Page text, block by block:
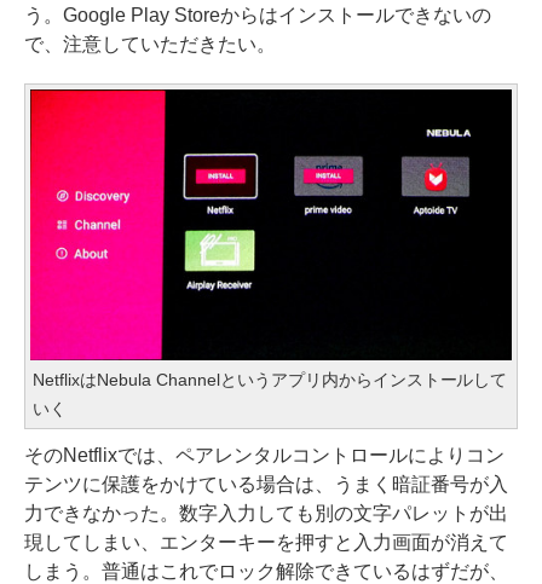
う。Google Play Storeからはインストールできないの
で、注意していただきたい。
NetflixはNebula Channelというアプリ内からインストールして
いく
そのNetflixでは、ペアレンタルコントロールによりコン
テンツに保護をかけている場合は、うまく暗証番号が入
力できなかった。数字入力しても別の文字パレットが出
現してしまい、エンターキーを押すと入力画面が消えて
しまう。普通はこれでロック解除できているはずだが、